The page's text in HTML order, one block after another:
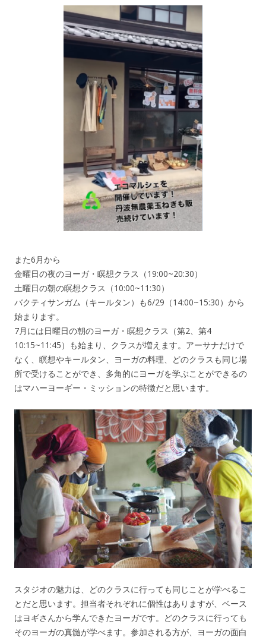
また6月から
金曜日の夜のヨーガ・瞑想クラス（19:00~20:30）
土曜日の朝の瞑想クラス（10:00~11:30）
バクティサンガム（キールタン）も6/29（14:00~15:30）から
始まります。
7月には日曜日の朝のヨーガ・瞑想クラス（第2、第4
10:15~11:45）も始まり、クラスが増えます。アーサナだけで
なく、瞑想やキールタン、ヨーガの料理、どのクラスも同じ場
所で受けることができ、多角的にヨーガを学ぶことができるの
はマハーヨーギー・ミッションの特徴だと思います。
スタジオの魅力は、どのクラスに行っても同じことが学べるこ
とだと思います。担当者それぞれに個性はありますが、ベース
はヨギさんから学んできたヨーガです。どのクラスに行っても
そのヨーガの真髄が学べます。参加される方が、ヨーガの面白